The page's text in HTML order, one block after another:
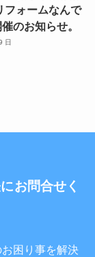
フォームなんで
のお知らせ。
日
お問合せく
困り事を解決